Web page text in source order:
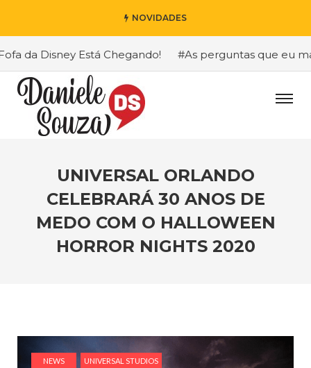
NOVIDADES
Disney Está Chegando! #As perguntas que eu mais
UNIVERSAL ORLANDO
CELEBRARÁ 30 ANOS DE
MEDO COM O HALLOWEEN
HORROR NIGHTS 2020
NEWS UNIVERSAL STUDIOS